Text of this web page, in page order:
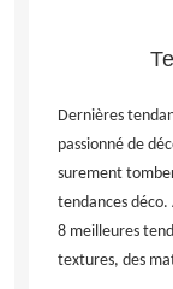
Dernières
passionné de
surement
tendances déco.
8 meilleures
textures, des